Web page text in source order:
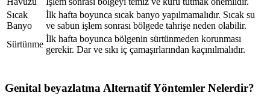
Sıcak
Banyo
İlk hafta boyunca sıcak banyo yapılmamalıdır. Sıcak su
ve sabun işlem sonrası bölgede tahrişe neden olabilir.
Sürtünme
İlk hafta boyunca bölgenin sürtünmeden korunması
gerekir. Dar ve sıkı iç çamaşırlarından kaçınılmalıdır.
Genital beyazlatma Alternatif Yöntemler Nelerdir?